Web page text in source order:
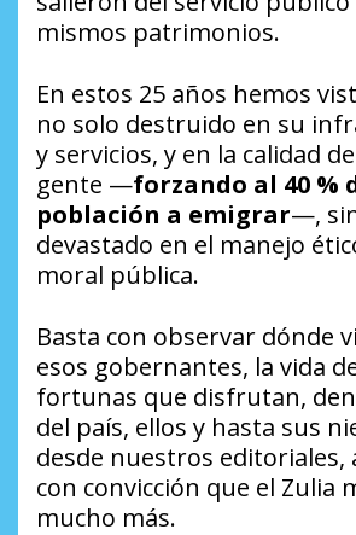
mismos patrimonios.
En estos 25 años hemos
no solo destruido en su
y servicios, y en la calidad
gente —forzando al 40 %
población a emigrar—,
devastado en el manejo
moral pública.
Basta con observar dónde
esos gobernantes, la vida
fortunas que disfrutan,
del país, ellos y hasta sus
desde nuestros editoriales,
con convicción que el Zulia
mucho más.